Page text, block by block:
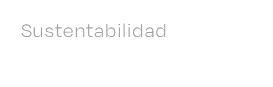
Sustentabilidad